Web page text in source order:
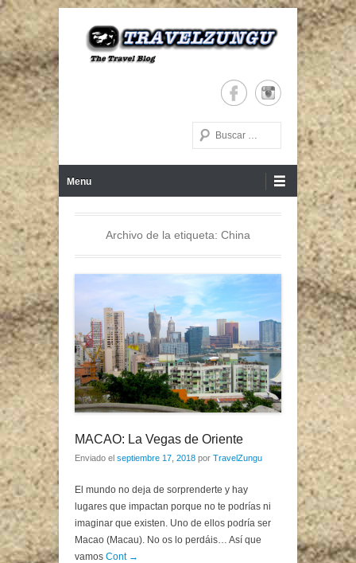
Buscar
Menu
Archivo de la etiqueta: China
MACAO: La Vegas de Oriente
Enviado el septiembre 17, 2018 por TravelZungu
El mundo no deja de sorprenderte y hay
lugares que impactan porque no te podrías ni
imaginar que existen. Uno de ellos podría ser
Macao (Macau). No os lo perdáis… Así que
vamos Cont →